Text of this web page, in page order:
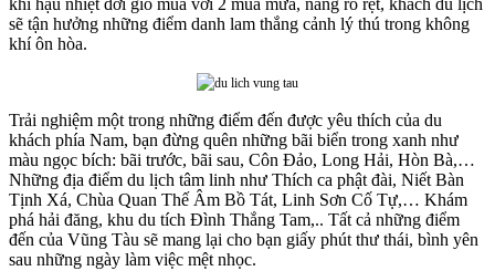
khí hậu nhiệt đới gió mùa với 2 mùa mưa, nắng rõ rệt, khách du lịch
sẽ tận hưởng những điểm danh lam thắng cảnh lý thú trong không
khí ôn hòa.
Trải nghiệm một trong những điểm đến được yêu thích của du
khách phía Nam, bạn đừng quên những bãi biển trong xanh như
màu ngọc bích: bãi trước, bãi sau, Côn Đảo, Long Hải, Hòn Bà,…
Những địa điểm du lịch tâm linh như Thích ca phật đài, Niết Bàn
Tịnh Xá, Chùa Quan Thế Âm Bồ Tát, Linh Sơn Cố Tự,… Khám
phá hải đăng, khu du tích Đình Thắng Tam,.. Tất cả những điểm
đến của Vũng Tàu sẽ mang lại cho bạn giấy phút thư thái, bình yên
sau những ngày làm việc mệt nhọc.